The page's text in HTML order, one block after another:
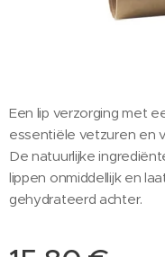
Een lip verzorging met
essentiële vetzuren en
De natuurlijke
lippen onmiddellijk en
gehydrateerd achter.